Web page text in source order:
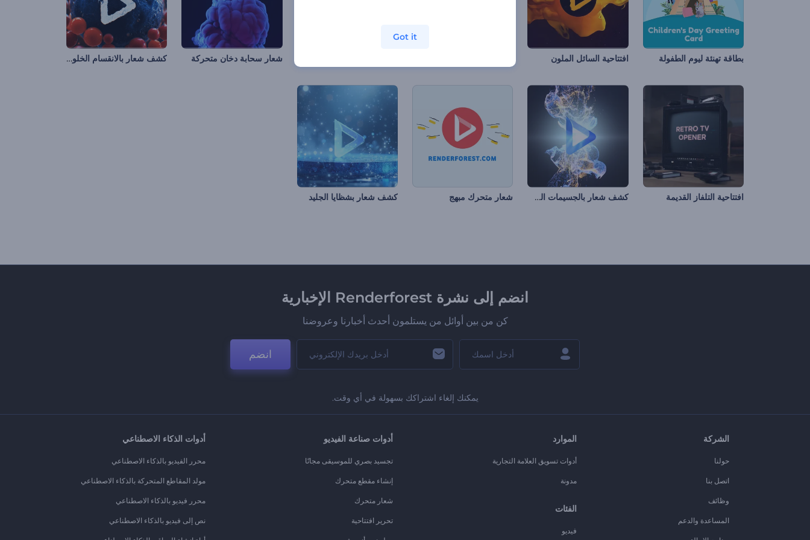
بطاقة تهنئة ليوم الطفولة افتتاحية السائل الملون شعار سحابة دخان متحركة كشف شعار بالانقسام الخلوي
افتتاحية التلفاز القديمة كشف شعار بالجسيمات السائلة شعار متحرك مبهج كشف شعار بشظايا الجليد
انضم إلى نشرة Renderforest الإخبارية
كن من بين أوائل من يستلمون أحدث أخبارنا وعروضنا
انضم
يمكنك إلغاء اشتراكك بسهولة في أي وقت.
الشركة
حولنا
اتصل بنا
وظائف
المساعدة والدعم
الموارد
أدوات تسويق العلامة التجارية
مدونة
الفئات
فيديو
أدوات صناعة الفيديو
تجسيد بصري للموسيقى مجانًا
إنشاء مقطع متحرك
شعار متحرك
تحرير افتتاحية
أدوات الذكاء الاصطناعي
محرر الفيديو بالذكاء الاصطناعي
مولد المقاطع المتحركة بالذكاء الاصطناعي
محرر فيديو بالذكاء الاصطناعي
نص إلى فيديو بالذكاء الاصطناعي
Got it